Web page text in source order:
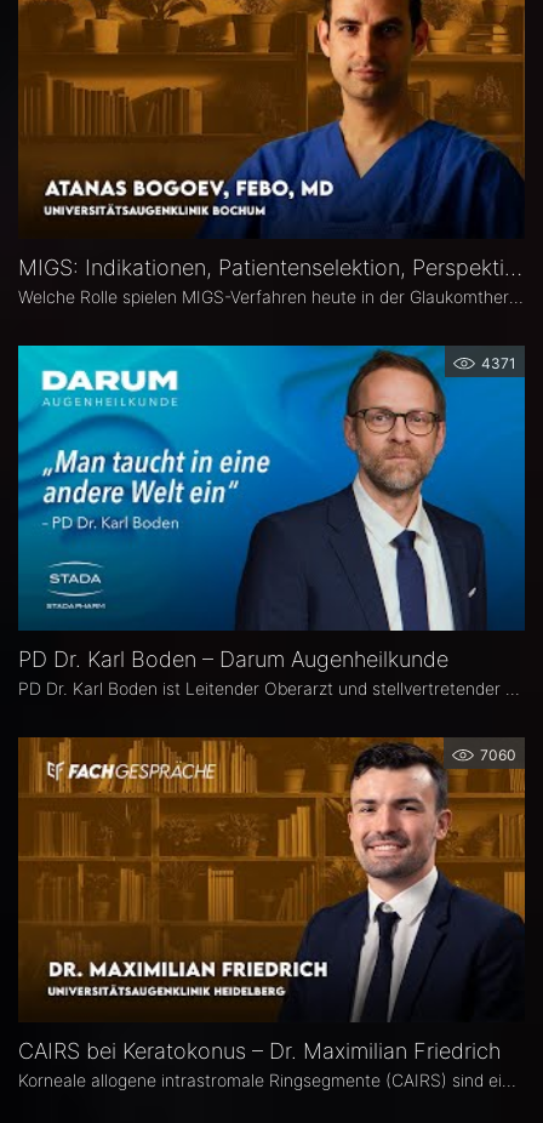
MIGS: Indikationen, Patientenselektion, Perspektiven – Atanas Bogoev, FEBO, MD
Welche Rolle spielen MIGS-Verfahren heute in der Glaukomtherapie? Atanas Bogoev, FEBO, MD, Oberarzt an der Universitätsaugenklinik Bochum spricht im Interview über Indikationen und Patientenselektion, den Stellenwert verschiedener MIGS-Verfahren im klinischen Alltag, realistische Therapieziele sowie Limitationen und zukünftige Entwicklungen der minimalinvasiven Glaukomchirurgie.
4371
PD Dr. Karl Boden – Darum Augenheilkunde
7060
CAIRS bei Keratokonus – Dr. Maximilian Friedrich